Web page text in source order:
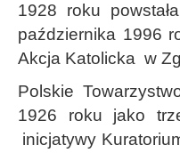
1928 roku
października 1996
Akcja Katolicka w
Polskie
1926 roku jako
inicjatywy